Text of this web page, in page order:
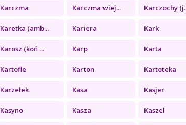
Karczma Karczma wiej... Karczochy
Karetka (amb... Kariera Kark
Karosz (koń ... Karp Karta
Kartofle Karton Kartoteka
Karzełek Kasa Kasjer
Kasyno Kasza Kaszel